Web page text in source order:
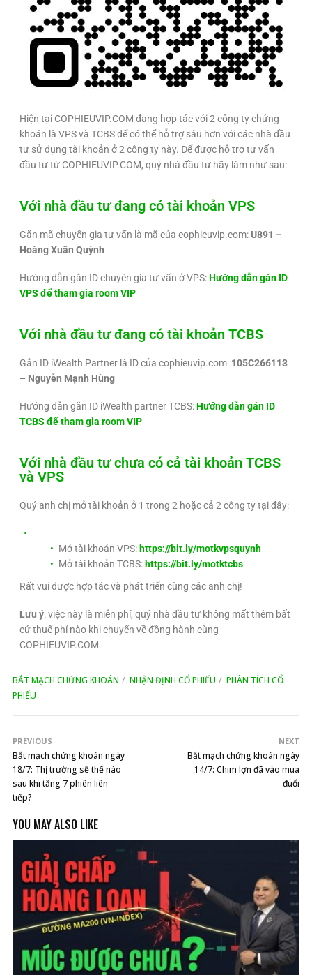
Hiện tại COPHIEUVIP.COM đang hợp tác với 2 công ty chứng
khoán là VPS và TCBS để có thể hỗ trợ sâu hơn với các nhà đầu
tư sử dụng tài khoản ở 2 công ty này. Để được hỗ trợ tư vấn
đầu tư từ COPHIEUVIP.COM, quý nhà đầu tư hãy làm như sau:
Với nhà đầu tư đang có tài khoản VPS
Gắn mã chuyển gia tư vấn là mã của cophieuvip.com:U891 –
Hoàng Xuân Quỳnh
Hướng dẫn gắn ID chuyên gia tư vấn ở VPS:Hướng dẫn gán ID
VPS để tham gia room VIP
Với nhà đầu tư đang có tài khoản TCBS
Gắn ID iWealth Partner là ID của cophieuvip.com: 105C266113
– Nguyễn Mạnh Hùng
Hướng dẫn gắn ID iWealth partner TCBS:Hướng dẫn gán ID
TCBS để tham gia room VIP
Với nhà đầu tư chưa có cả tài khoản TCBS
và VPS
Quý anh chị mở tài khoản ở 1 trong 2 hoặc cả 2 công ty tại đây:
Mở tài khoản VPS: https://bit.ly/motkvpsquynh
Mở tài khoản TCBS: https://bit.ly/motktcbs
Rất vui được hợp tác và phát triển cùng các anh chị!
Lưu ý: việc này là miễn phí, quý nhà đầu tư không mất thêm bất
cứ thuế phí nào khi chuyển về đồng hành cùng
COPHIEUVIP.COM.
BẮT MẠCH CHỨNG KHOÁN NHẬN ĐỊNH CỔ PHIẾU
PHÂN TÍCH CỔ
PHIẾU
PREVIOUS
Bắt mạch chứng khoán ngày
18/7: Thị trường sẽ thế nào
sau khi tăng 7 phiên liên
tiếp?
NEXT
Bắt mạch chứng khoán ngày
14/7: Chim lợn đã vào mua
đuổi
YOU MAY ALSO LIKE